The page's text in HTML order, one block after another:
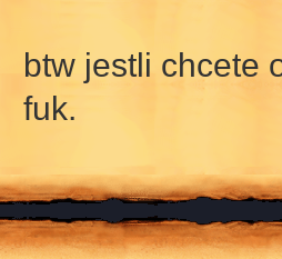
btw jestli chcete
fuk.